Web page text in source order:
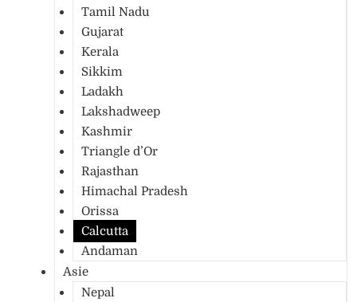
Tamil Nadu
Gujarat
Kerala
Sikkim
Ladakh
Lakshadweep
Kashmir
Triangle d’Or
Rajasthan
Himachal Pradesh
Orissa
Calcutta
Andaman
Asie
Nepal